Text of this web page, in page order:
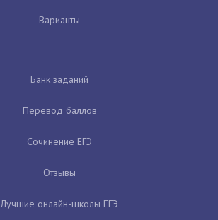
Варианты
Банк заданий
Перевод баллов
Сочинение ЕГЭ
Отзывы
Лучшие онлайн-школы ЕГЭ